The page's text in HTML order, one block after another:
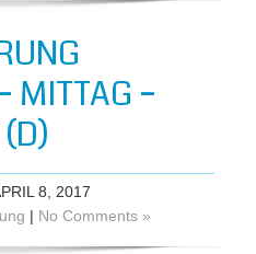
MITTAG –
8, 2017
| No Comments »